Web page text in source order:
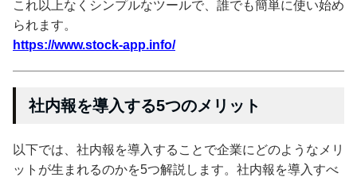
これ以上なくシンプルなツールで、誰でも簡単に使い始め
られます。
https://www.stock-app.info/
社内報を導入する5つのメリット
以下では、社内報を導入することで企業にどのようなメリ
ットが生まれるのかを5つ解説します。社内報を導入すべ